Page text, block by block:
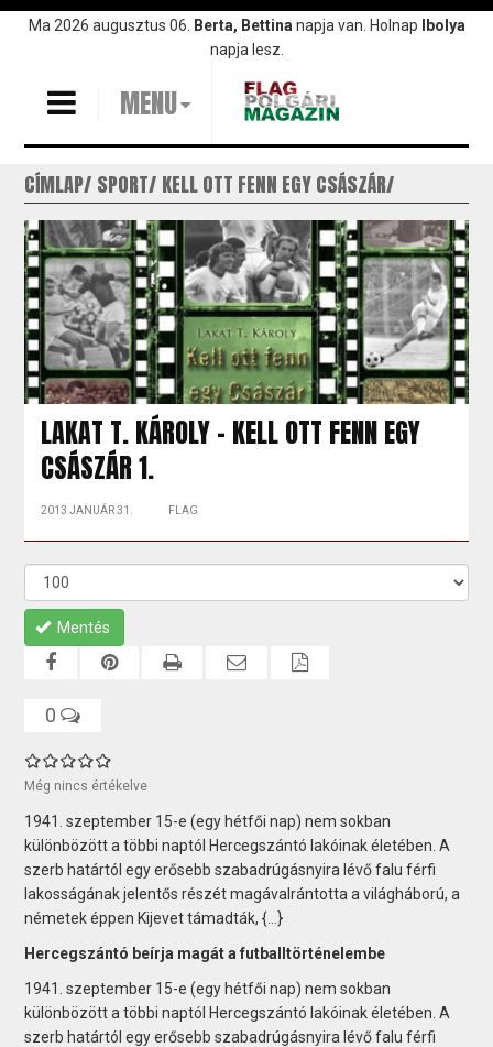
UgrásMa 2026 augusztus 06. Berta, Bettina napja van. Holnap
Ibolya
napja lesz.
MENU
CÍMLAP SPORT KELL OTT FENN EGY CSÁSZÁR
LAKAT T. KÁROLY - KELL OTT FENN EGY
CSÁSZÁR 1.
2013 JANUÁR 31. FLAG
Mentés
0
Még nincs értékelve
1941. szeptember 15-e (egy hétfői nap) nem sokban
különbözött a többi naptól Hercegszántó lakóinak életében. A
szerb határtól egy erősebb szabadrúgásnyira lévő falu férfi
lakosságának jelentős részét magávalrántotta a világháború, a
németek éppen Kijevet támadták, {...}
Hercegszántó beírja magát a futballtörténelembe
1941. szeptember 15-e (egy hétfői nap) nem sokban
különbözött a többi naptól Hercegszántó lakóinak életében. A
szerb határtól egy erősebb szabadrúgásnyira lévő falu férfi